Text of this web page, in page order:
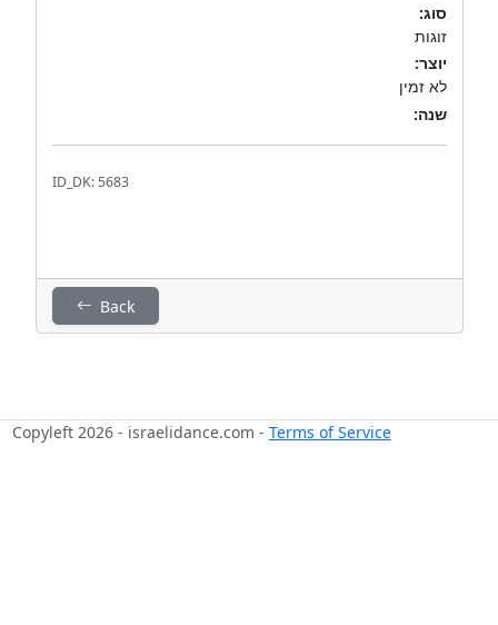
סוג:
זוגות
יוצר:
לא זמין
שנה:
ID_DK: 5683
Back
Copyleft 2026 - israelidance.com - Terms of Service